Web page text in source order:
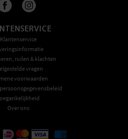
Klantenservice
ruilen & klachten
vragen
voorwaarden
Over ons